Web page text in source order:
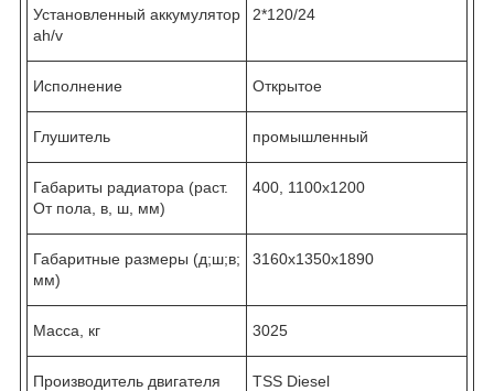
Установленный аккумулятор
ah/v
2*120/24
Исполнение Открытое
Глушитель промышленный
Габариты радиатора (раст.
От пола, в, ш, мм)
400, 1100x1200
Габаритные размеры (д;ш;в;
мм)
3160x1350x1890
Масса, кг 3025
Производитель двигателя TSS Diesel